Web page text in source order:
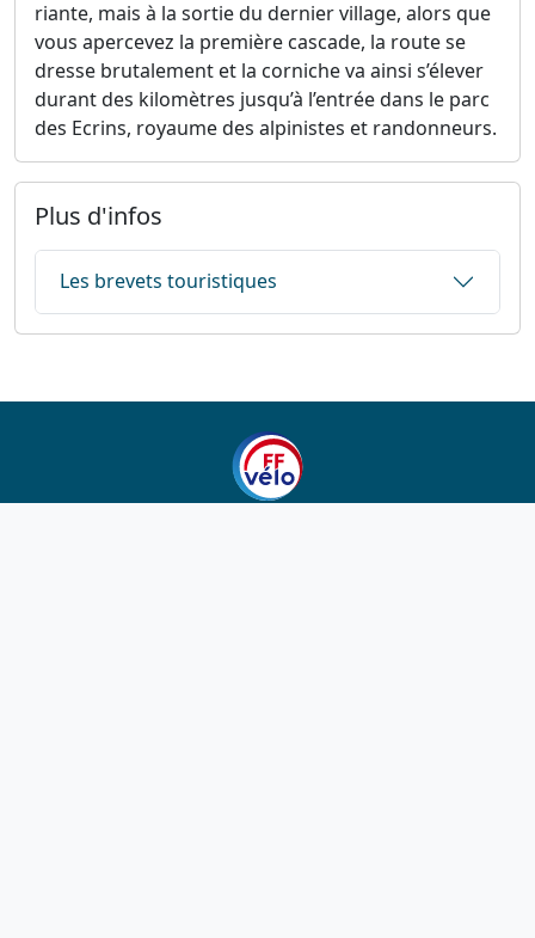
riante, mais à la sortie du dernier village, alors que
vous apercevez la première cascade, la route se
dresse brutalement et la corniche va ainsi s’élever
durant des kilomètres jusqu’à l’entrée dans le parc
des Ecrins, royaume des alpinistes et randonneurs.
Plus d'infos
Les brevets touristiques